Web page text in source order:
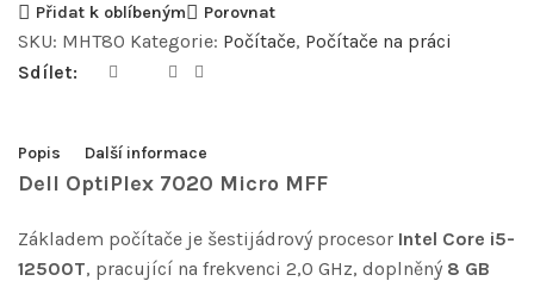
Přidat k oblíbeným Porovnat
SKU: MHT80 Kategorie: Počítače, Počítače na práci
Sdílet:
Popis Další informace
Dell OptiPlex 7020 Micro MFF
Základem počítače je šestijádrový procesor Intel Core i5-
12500T, pracující na frekvenci 2,0 GHz, doplněný 8 GB